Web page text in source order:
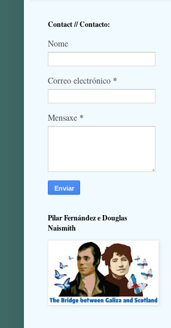
Contact // Contacto:
Nome
Correo electrónico *
Mensaxe *
Pilar Fernández e Douglas
Naismith